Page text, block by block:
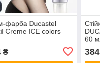
фарба Ducastel
Creme ICE colors
₴
60
384